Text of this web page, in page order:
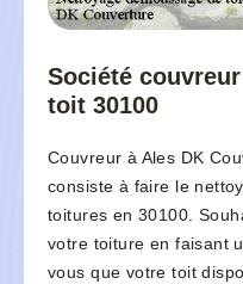
Société
toit 30100
Couvreur à Ales DK
consiste à faire le
toitures en 30100.
votre toiture en faisant
vous que votre toit